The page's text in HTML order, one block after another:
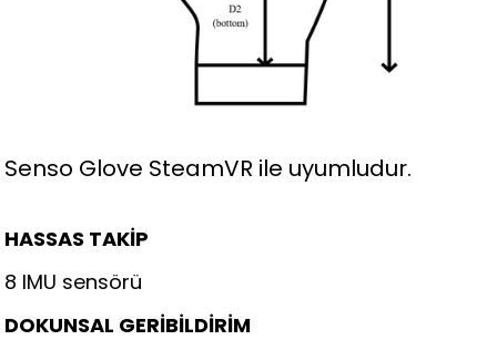
Senso Glove SteamVR ile uyumludur.
HASSAS TAKİP
8 IMU sensörü
DOKUNSAL GERİBİLDİRİM